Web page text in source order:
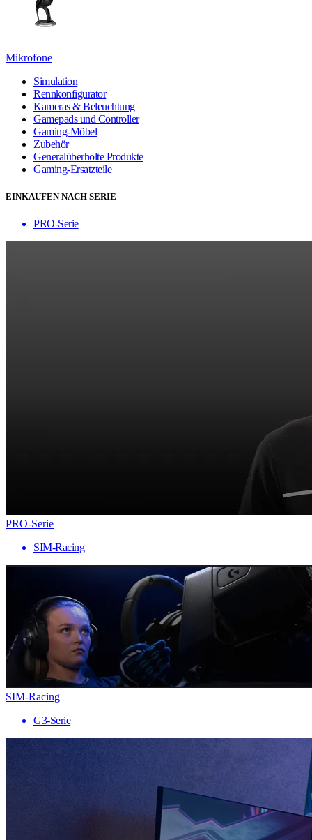
Mikrofone
Simulation
Rennkonfigurator
Kameras & Beleuchtung
Gamepads und Controller
Gaming-Möbel
Zubehör
Generalüberholte Produkte
Gaming-Ersatzteile
EINKAUFEN NACH SERIE
PRO-Serie
PRO-Serie
SIM-Racing
SIM-Racing
G3-Serie